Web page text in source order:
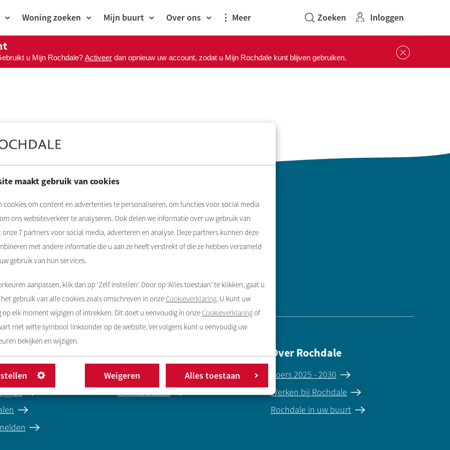
maakt gebruik van cookies
cookies om content en advertenties te personaliseren, om functies voor social media
ons websiteverkeer te analyseren. Ook delen we informatie over uw gebruik van
onze7 partners voor social media, adverteren en analyse. Deze partners kunnen deze
met andere informatie die u aan ze heeft verstrekt of die ze hebben verzameld
gebruik van hun services.
aanpassen, klik dan op ‘Zelf instellen’. Door op ‘Alles toestaan’ te klikken, gaat u
gebruik van alle cookies zoals omschreven in onze Cookieverklaring. U kunt uw
elk moment wijzigen of intrekken. Dit doet u eenvoudig in onze Cookieverklaringof
met witte symbool linksonder op de website. Vervolgens kunt u eenvoudig uw
bekijken en wijzigen.
Weigeren Alles toestaan
Woning zoeken Mijn buurt Over ons Meer Inloggen
u Mijn Rochdale? Activeer dan opnieuw uw account, zodat u Mijn Rochdale kunt blijven gebruiken.
melden
Contact
Contact opnemen
Mijn Rochdale
Over Rochdale
Koers 2025 - 2030
Werken bij Rochdale
Rochdale in uw buurt